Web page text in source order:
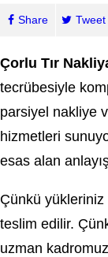
Share Tweet
Çorlu Tır
tecrübesiyle
parsiyel nakliye
hizmetleri
esas alan
Çünkü
teslim edilir.
uzman